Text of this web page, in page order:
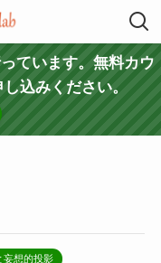
ています。無料カウ
込みください。
妄想的投影